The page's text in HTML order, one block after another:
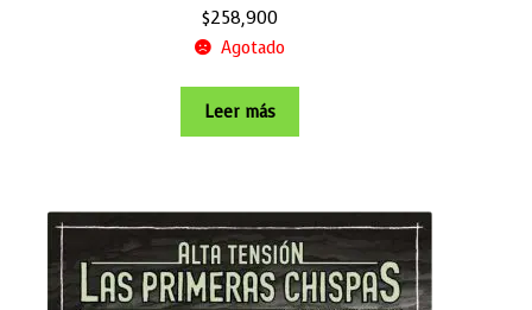
$258,900
Agotado
Leer más